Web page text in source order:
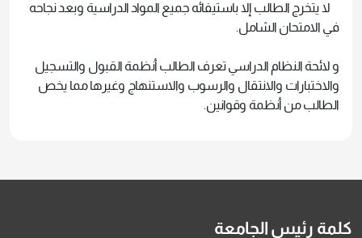
لا يتخرج الطالب إلا باستيفائه جميع المواد الدراسية وبعد نجاحه
في الامتحان الشامل.
و لائحة النظام الدراسي تعرف الطالب أنظمة القبول والتسجيل
والاختبارات والانتقال والرسوب والاستنهاج وغيرها مما يخص
الطالب من أنظمة وقوانين.
كلمة رئيس الجامعة